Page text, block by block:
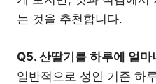
는 것을 추천합니다.
Q5. 산딸기를 하루에 얼
일반적으로 성인 기준 하